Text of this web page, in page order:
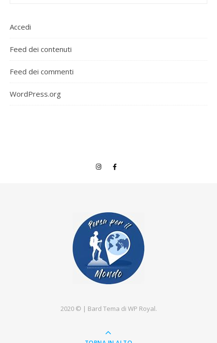
Accedi
Feed dei contenuti
Feed dei commenti
WordPress.org
2020 © | Bard Tema di WP Royal.